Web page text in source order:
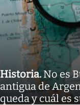
Historia. No es
antigua de
queda y cuál es